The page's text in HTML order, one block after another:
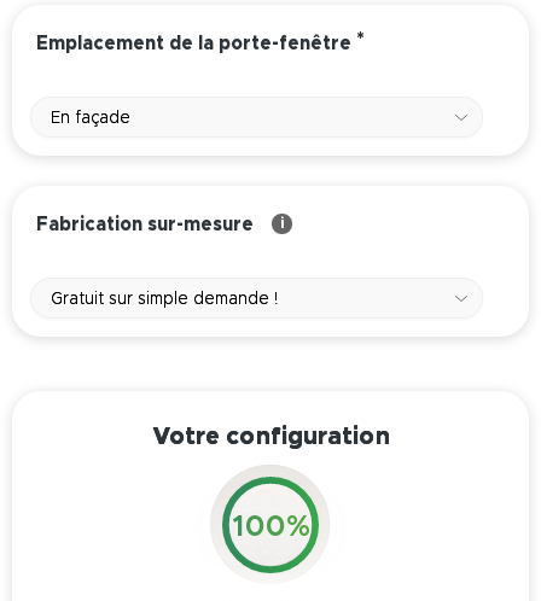
Emplacement de la porte-fenêtre *
En façade
Fabrication sur-mesure i
Gratuit sur simple demande !
Votre configuration
100%